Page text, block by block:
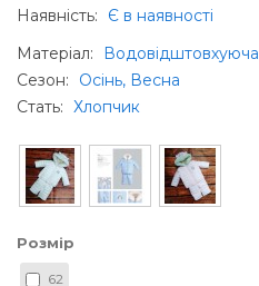
Наявність:
Є в наявності
Матеріал:
Сезон:
Осінь, Весна
Стать: Хлопчик
Розмір
62